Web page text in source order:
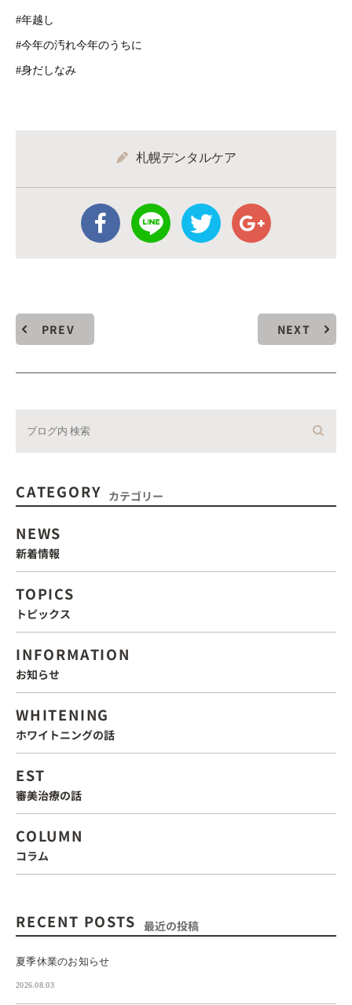
#年越し
#今年の汚れ今年のうちに
#身だしなみ
札幌デンタルケア
PREV NEXT
CATEGORY カテゴリー
NEWS
新着情報
TOPICS
トピックス
INFORMATION
お知らせ
WHITENING
ホワイトニングの話
EST
審美治療の話
COLUMN
コラム
RECENT POSTS 最近の投稿
夏季休業のお知らせ
2026.08.03